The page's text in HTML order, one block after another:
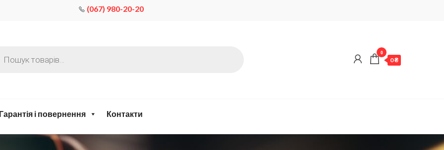
(067) 980-20-20
0
0 ₴
Гарантія і повернення Контакти